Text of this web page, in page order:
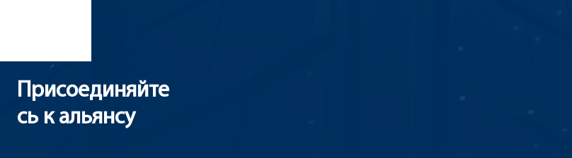
Присоединяйте
сь к альянсу